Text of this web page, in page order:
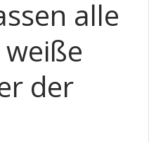
alle
der